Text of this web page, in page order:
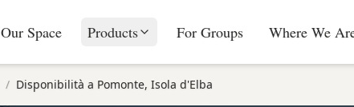
Our Space Products For Groups Where We
/ Disponibilità a Pomonte, Isola d'Elba